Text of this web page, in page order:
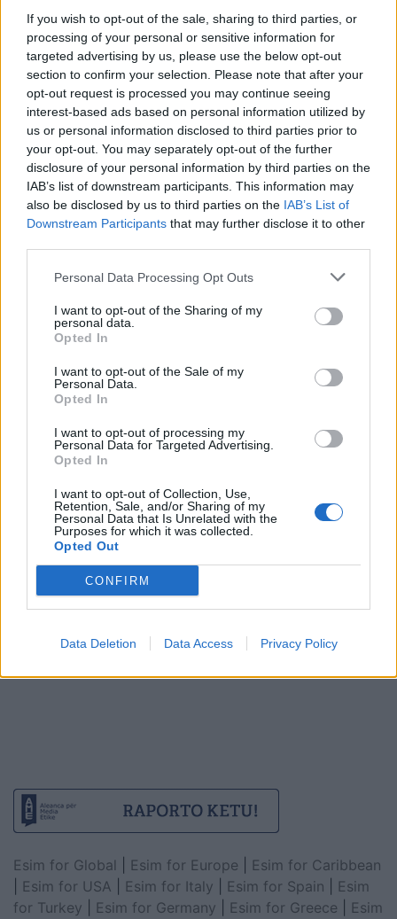
If you wish to opt-out of the sale, sharing to third parties, or
processing of your personal or sensitive information for
targeted advertising by us, please use the below opt-out
section to confirm your selection. Please note that after your
opt-out request is processed you may continue seeing
interest-based ads based on personal information utilized by
us or personal information disclosed to third parties prior to
your opt-out. You may separately opt-out of the further
disclosure of your personal information by third parties on the
IAB’s list of downstream participants. This information may
also be disclosed by us to third parties on the IAB’s List of
Downstream Participants that may further disclose it to other
Personal Data Processing Opt Outs
I want to opt-out of the Sharing of my
personal data.
Opted In
I want to opt-out of the Sale of my
Personal Data.
Opted In
I want to opt-out of processing my
Personal Data for Targeted Advertising.
Opted In
I want to opt-out of Collection, Use,
Retention, Sale, and/or Sharing of my
Personal Data that Is Unrelated with the
Purposes for which it was collected.
Opted Out
CONFIRM
Data Deletion Data Access Privacy Policy
pas ndalimit të një të dyshuari
për krime lufte në Kosovë
Misteri rreth takimit sekret
Pezeshkian-Khamenei në
Teheran! Ata ishin në një
makinë me xhama të errët,
duke e dëgjuar njëri-tjetrin, por
pa e parë
Yan Diomande udhëton drejt
historinë e Realit
Kasami: Zëvendësministrat e
shtator
Arrestohet 52-vjeçari nga
Struga që ofendoi
Esim for Global Esim for Europe
Esim for Caribbean
Esim for USA Esim for Italy Esim for Spain
Esim
for Turkey
Esim for Germany Esim for Greece
Esim